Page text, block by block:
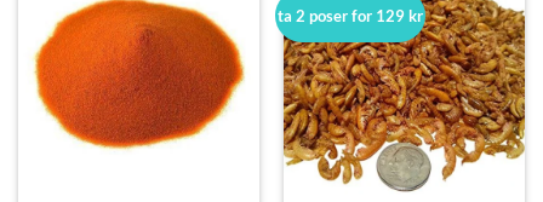
ta 2 poser for 129 kr